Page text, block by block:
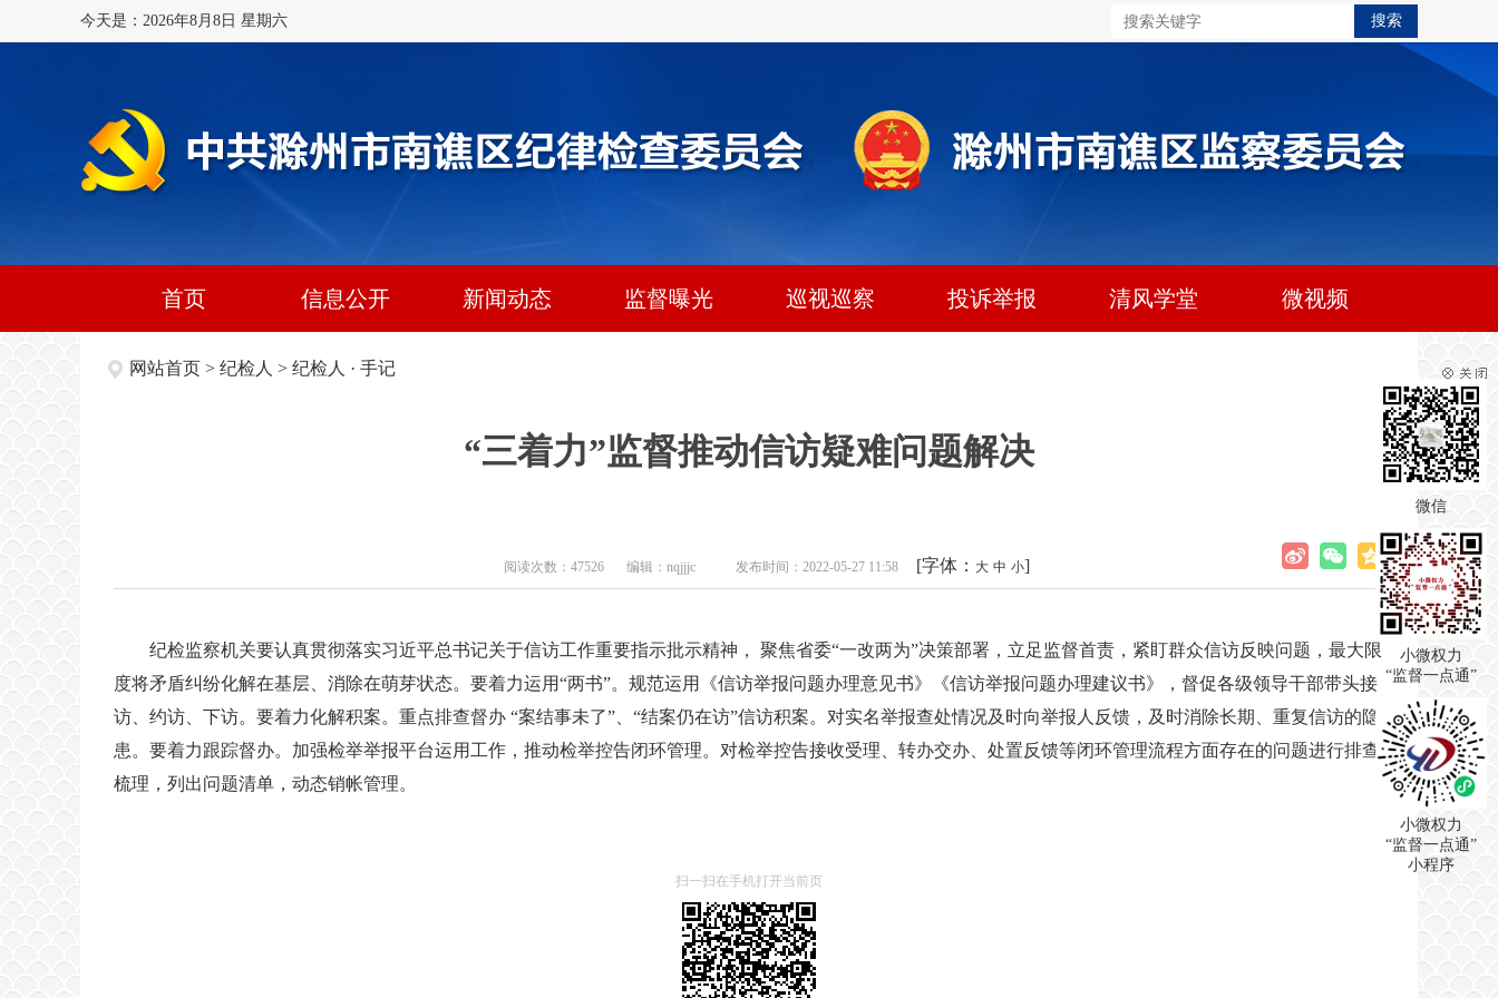
今天是：2026年8月8日 星期六
首页 信息公开 新闻动态 监督曝光 巡视巡察 投诉举报 清风学堂 微视频
网站首页 > 纪检人 > 纪检人 · 手记
“三着力”监督推动信访疑难问题解决
阅读次数：47526 编辑：nqjjjc 发布时间：2022-05-27 11:58 [字体： 大 中 小]
纪检监察机关要认真贯彻落实习近平总书记关于信访工作重要指示批示精神， 聚焦省委“一改两为”决策部署，立足监督首责，紧盯群众信访反映问题，最大限
度将矛盾纠纷化解在基层、消除在萌芽状态。要着力运用“两书”。规范运用《信访举报问题办理意见书》《信访举报问题办理建议书》，督促各级领导干部带头接
访、约访、下访。要着力化解积案。重点排查督办 “案结事未了”、“结案仍在访”信访积案。对实名举报查处情况及时向举报人反馈，及时消除长期、重复信访的隐
患。要着力跟踪督办。加强检举举报平台运用工作，推动检举控告闭环管理。对检举控告接收受理、转办交办、处置反馈等闭环管理流程方面存在的问题进行排查
梳理，列出问题清单，动态销帐管理。
扫一扫在手机打开当前页
微信
小微权力
“监督一点通”
小微权力
“监督一点通”
小程序